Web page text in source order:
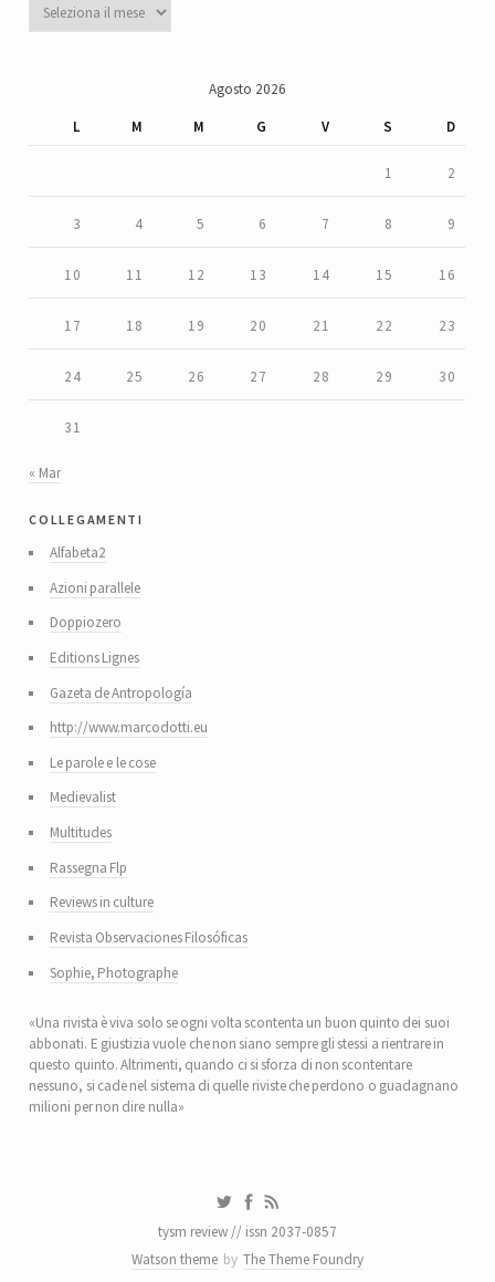
Agosto 2026
L
M M G V S D
1 2
3 4 5 6 7 8 9
10 11 12 13 14 15 16
17 18 19 20 21 22 23
24 25 26 27 28 29 30
31
« Mar
collegamenti
Alfabeta2
Azioni parallele
Doppiozero
Editions Lignes
Gazeta de Antropología
http://www.marcodotti.eu
Le parole e le cose
Medievalist
Multitudes
Rassegna Flp
Reviews in culture
Revista Observaciones Filosóficas
Sophie, Photographe
«Una rivista è viva solo se ogni volta scontenta un buon quinto dei suoi
abbonati. E giustizia vuole che non siano sempre gli stessi a rientrare in
questo quinto. Altrimenti, quando ci si sforza di non scontentare
nessuno, si cade nel sistema di quelle riviste che perdono o guadagnano
milioni per non dire nulla»
tysm review // issn 2037-0857
Watson theme by The Theme Foundry